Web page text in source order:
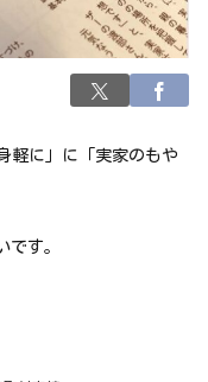
軽に」に「実家のもや
です。